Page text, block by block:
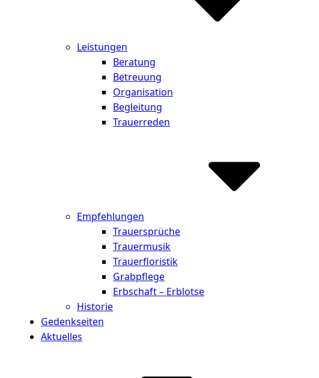
Leistungen
Beratung
Betreuung
Organisation
Begleitung
Trauerreden
Empfehlungen
Trauersprüche
Trauermusik
Trauerfloristik
Grabpflege
Erbschaft – Erblotse
Historie
Gedenkseiten
Aktuelles